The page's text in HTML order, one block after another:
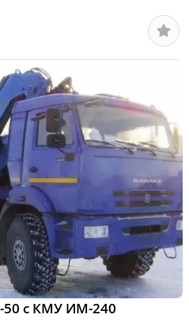
50 с КМУ ИМ-240